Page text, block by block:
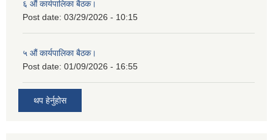
६ औं कार्यपालिका बैठक।
Post date: 03/29/2026 - 10:15
५ औं कार्यपालिका बैठक।
Post date: 01/09/2026 - 16:55
थप हेर्नुहोस